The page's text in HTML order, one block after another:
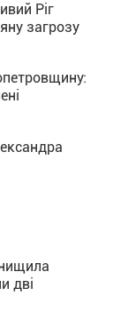
Ріг
загрозу
дві